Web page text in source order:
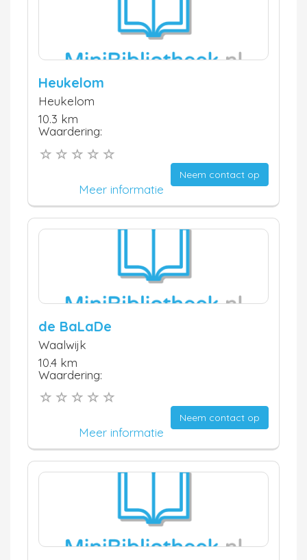
Heukelom
Heukelom
10.3 km
Waardering:
Neem contact op
Meer informatie
de BaLaDe
Waalwijk
10.4 km
Waardering:
Neem contact op
Meer informatie